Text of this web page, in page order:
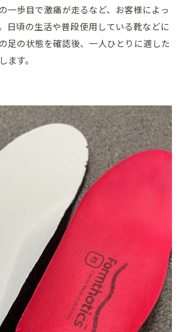
一歩目で激痛が走るなど、お客様によっ
日頃の生活や普段使用している靴などに
足の状態を確認後、一人ひとりに適した
ます。